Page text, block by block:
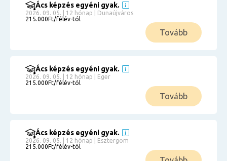
Ács képzés egyéni gyak.
2026. 09. 05. | 12 hónap | Dunaújváros
215.000Ft/félév-tól
Tovább
Ács képzés egyéni gyak.
2026. 09. 05. | 12 hónap | Eger
215.000Ft/félév-tól
Tovább
Ács képzés egyéni gyak.
2026. 09. 05. | 12 hónap | Esztergom
215.000Ft/félév-tól